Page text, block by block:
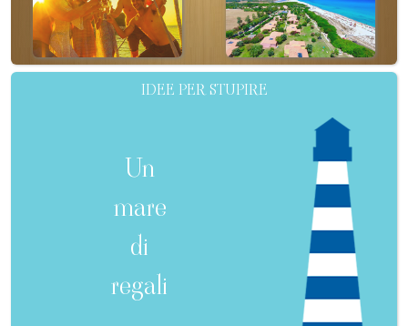
IDEE PER STUPIRE
Un
mare
di
regali